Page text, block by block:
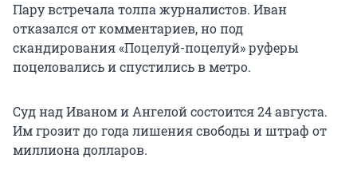
Пару встречала толпа журналистов. Иван
отказался от комментариев, но под
скандирования «Поцелуй-поцелуй» руферы
поцеловались и спустились в метро.
Суд над Иваном и Ангелой состоится 24 августа.
Им грозит до года лишения свободы и штраф от
миллиона долларов.